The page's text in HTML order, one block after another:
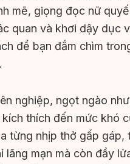
mẽ, giọng đọc nữ
quan và khơi dậy dục
để bạn đắm chìm
nghiệp, ngọt ngào
thích đến mức khó
từng nhịp thở gấp
lãng mạn mà còn đầy